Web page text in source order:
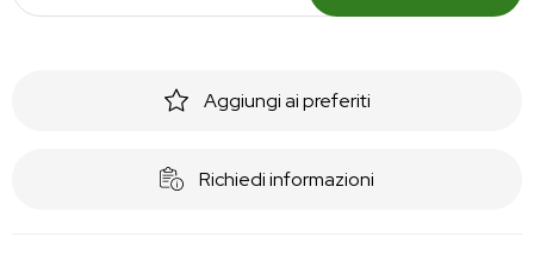
Aggiungi ai preferiti
Richiedi informazioni